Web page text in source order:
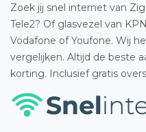
Zoek jij snel internet van
Tele2? Of glasvezel van
Vodafone of Youfone. Wij
vergelijken. Altijd de beste
korting. Inclusief gratis